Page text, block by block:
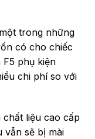
trong những
có cho chiếc
phụ kiện
chi phí so với
liệu cao cấp
vẫn sẽ bị mài